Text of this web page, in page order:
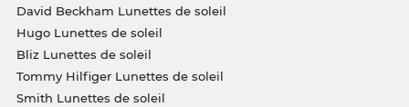
David Beckham Lunettes de soleil
Hugo Lunettes de soleil
Bliz Lunettes de soleil
Tommy Hilfiger Lunettes de soleil
Smith Lunettes de soleil